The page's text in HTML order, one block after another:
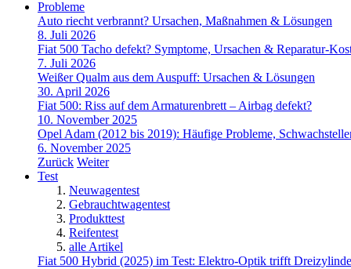
Probleme
Auto riecht verbrannt? Ursachen, Maßnahmen & Lösungen
8. Juli 2026
Fiat 500 Tacho defekt? Symptome, Ursachen & Reparatur-
7. Juli 2026
Weißer Qualm aus dem Auspuff: Ursachen & Lösungen
30. April 2026
Fiat 500: Riss auf dem Armaturenbrett – Airbag defekt?
10. November 2025
Opel Adam (2012 bis 2019): Häufige Probleme,
6. November 2025
Zurück Weiter
Test
Neuwagentest
Gebrauchtwagentest
Produkttest
Reifentest
alle Artikel
Fiat 500 Hybrid (2025) im Test: Elektro-Optik trifft